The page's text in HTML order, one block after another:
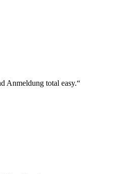
Anmeldung total easy.“